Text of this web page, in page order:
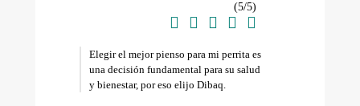
(5/5)
    
Elegir el mejor pienso para mi perrita es
una decisión fundamental para su salud
y bienestar, por eso elijo Dibaq.